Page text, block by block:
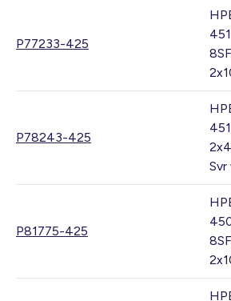
P77233-425
P78243-425
P81775-425